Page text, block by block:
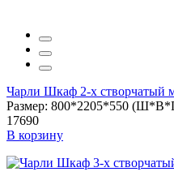
Чарли Шкаф 2-х створчатый
Размер: 800*2205*550
17690
В корзину